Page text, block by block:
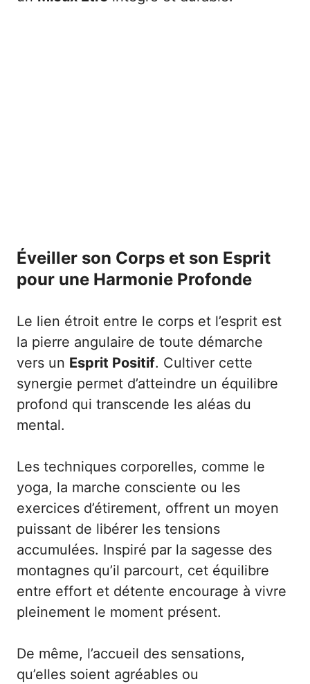
Éveiller son Corps et son Esprit
pour une Harmonie Profonde
Le lien étroit entre le corps et l’esprit est
la pierre angulaire de toute démarche
vers un Esprit Positif. Cultiver cette
synergie permet d’atteindre un équilibre
profond qui transcende les aléas du
mental.
Les techniques corporelles, comme le
yoga, la marche consciente ou les
exercices d’étirement, offrent un moyen
puissant de libérer les tensions
accumulées. Inspiré par la sagesse des
montagnes qu’il parcourt, cet équilibre
entre effort et détente encourage à vivre
pleinement le moment présent.
De même, l’accueil des sensations,
qu’elles soient agréables ou